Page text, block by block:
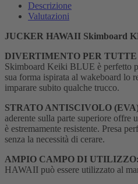
Descrizione
Valutazioni
JUCKER HAWAII Skimboard
DIVERTIMENTO PER
Skimboard Keiki BLUE è perfetto
sua forma ispirata al wakeboard lo
imparare subito qualche trucco.
STRATO ANTISCIVOLO
aderente sulla parte superiore offre
è estremamente resistente. Presa
senza la necessità di cerare.
AMPIO CAMPO DI UTILIZZO:
HAWAII può essere utilizzato al